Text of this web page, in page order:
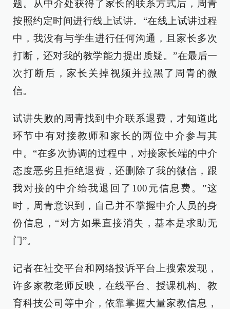
题。从中介处获得了家长的联系方式后，周青
按照约定时间进行线上试讲。“在线上试讲过程
中，我没有与学生进行任何沟通，且家长多次
打断，还对我的教学能力提出质疑。”在最后一
次打断后，家长关掉视频并拉黑了周青的微
信。
试讲失败的周青找到中介联系退费，才知道此
环节中有对接教师和家长的两位中介参与其
中。“在多次协调的过程中，对接家长端的中介
态度恶劣且拒绝退费，还删除了我的微信，跟
我对接的中介给我退回了100元信息费。”这
时，周青意识到，自己并不掌握中介人员的身
份信息，“对方如果直接消失，基本是求助无
门”。
记者在社交平台和网络投诉平台上搜索发现，
许多家教老师反映，在线平台、授课机构、教
育科技公司等中介，依靠掌握大量家教信息，